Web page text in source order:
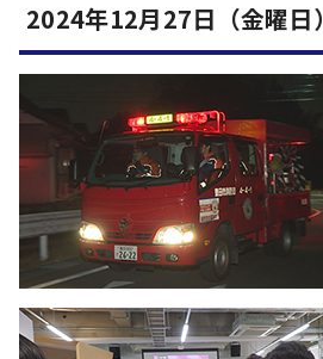
2024年12月27日（金曜日）